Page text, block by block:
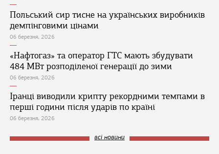
Польський сир тисне на українських виробників
демпінговими цінами
06 березня, 2026
«Нафтогаз» та оператор ГТС мають збудувати
484 МВт розподіленої генерації до зими
06 березня, 2026
Іранці виводили крипту рекордними темпами в
перші години після ударів по країні
06 березня, 2026
всі новини